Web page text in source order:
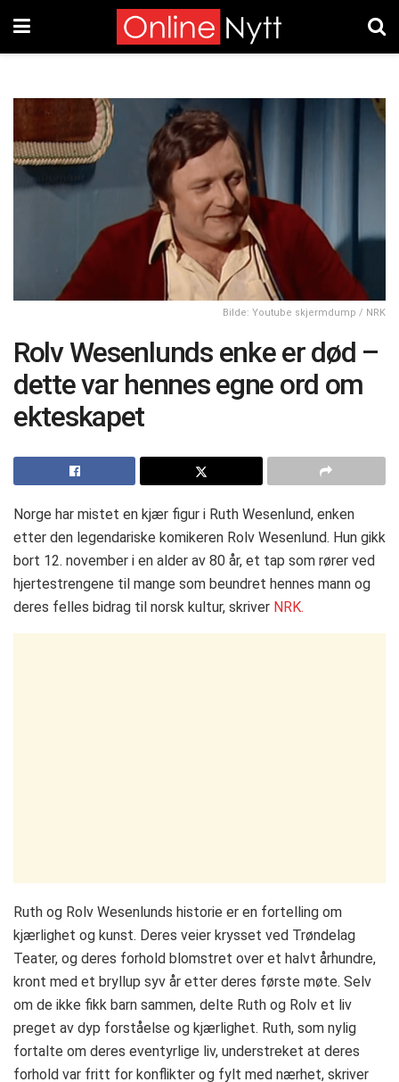
Bilde: Youtube skjermdump / NRK
Rolv Wesenlunds enke er død –
dette var hennes egne ord om
ekteskapet
Norge har mistet en kjær figur i Ruth Wesenlund, enken
etter den legendariske komikeren Rolv Wesenlund. Hun gikk
bort 12. november i en alder av 80 år, et tap som rører ved
hjertestrengene til mange som beundret hennes mann og
deres felles bidrag til norsk kultur​​​, skriver NRK.
Ruth og Rolv Wesenlunds historie er en fortelling om
kjærlighet og kunst. Deres veier krysset ved Trøndelag
Teater, og deres forhold blomstret over et halvt århundre,
kront med et bryllup syv år etter deres første møte. Selv
om de ikke fikk barn sammen, delte Ruth og Rolv et liv
preget av dyp forståelse og kjærlighet. Ruth, som nylig
fortalte om deres eventyrlige liv, understreket at deres
forhold var fritt for konflikter og fylt med nærhet​​​​, skriver